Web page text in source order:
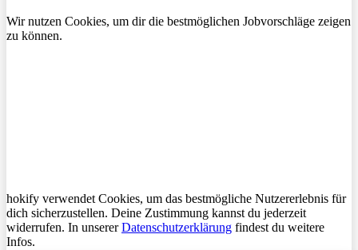
Wir nutzen Cookies, um dir die bestmöglichen Jobvorschläge zeigen
zu können.
hokify verwendet Cookies, um das bestmögliche Nutzererlebnis für
dich sicherzustellen. Deine Zustimmung kannst du jederzeit
widerrufen. In unsererDatenschutzerklärung findest du weitere
Infos.